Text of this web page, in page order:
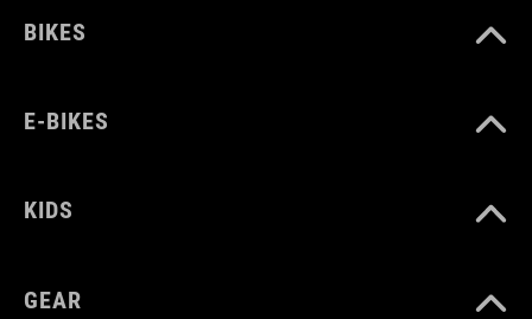
BIKES
E-BIKES
KIDS
GEAR